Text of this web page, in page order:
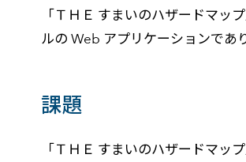
「ＴＨＥ すまいのハザードマッ
ルの Web アプリケーションであ
課題
「ＴＨＥ すまいのハザードマッ